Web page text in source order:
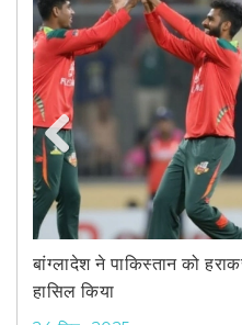
बांग्लादेश ने पाकिस्तान को
हासिल किया
Previous